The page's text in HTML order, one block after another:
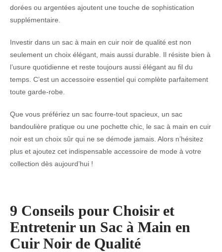
dorées ou argentées ajoutent une touche de sophistication
supplémentaire.
Investir dans un sac à main en cuir noir de qualité est non
seulement un choix élégant, mais aussi durable. Il résiste bien à
l’usure quotidienne et reste toujours aussi élégant au fil du
temps. C’est un accessoire essentiel qui complète parfaitement
toute garde-robe.
Que vous préfériez un sac fourre-tout spacieux, un sac
bandoulière pratique ou une pochette chic, le sac à main en cuir
noir est un choix sûr qui ne se démode jamais. Alors n’hésitez
plus et ajoutez cet indispensable accessoire de mode à votre
collection dès aujourd’hui !
9 Conseils pour Choisir et
Entretenir un Sac à Main en
Cuir Noir de Qualité